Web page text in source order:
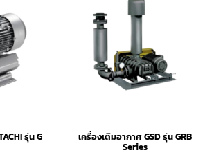
รุ่น G เครื่องเติมอากาศ GSD รุ่น GRB
Series